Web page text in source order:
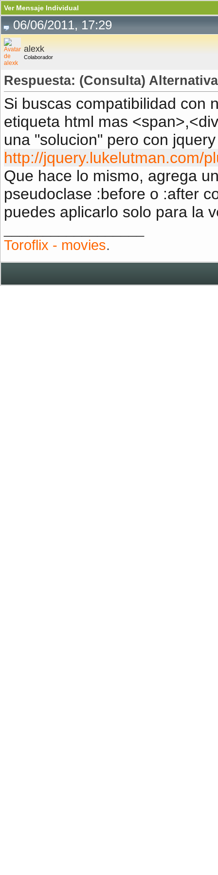
Ver Mensaje Individual
06/06/2011, 17:29
alexk
Colaborador
Respuesta: (Consulta)
Si buscas compatibilidad con
etiqueta html mas
una "solucion" pero con jquery
http://jquery.lukelutman.com/
Que hace lo mismo, agrega
pseudoclase :before o :after
puedes aplicarlo solo para la
Toroflix - movies.